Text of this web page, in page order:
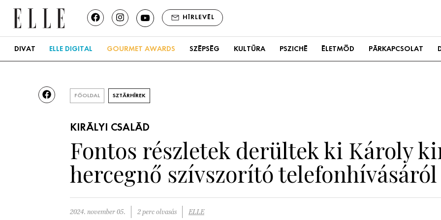
HÍRLEVÉL
DIVAT ELLE DIGITAL GOURMET AWARDS SZÉPSÉG KULTÚRA PSZICHÉ ÉLETMÓD PÁRKAPCSOLAT
FŐOLDAL SZTÁRHÍREK
KIRÁLYI CSALÁD
Fontos részletek derültek ki Károly
hercegnő szívszorító telefonhívásáról
2024. november 05. 2 perc olvasás ELLE